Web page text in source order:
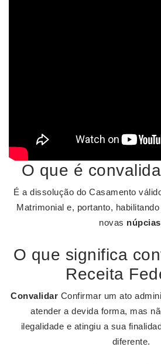
O que é
É a dissolução do Casamento
Matrimonial e, portanto,
novas núpcias
O que significa
Receita
Convalidar Confirmar um ato
atender a devida forma, mas
ilegalidade e atingiu a sua
diferente.